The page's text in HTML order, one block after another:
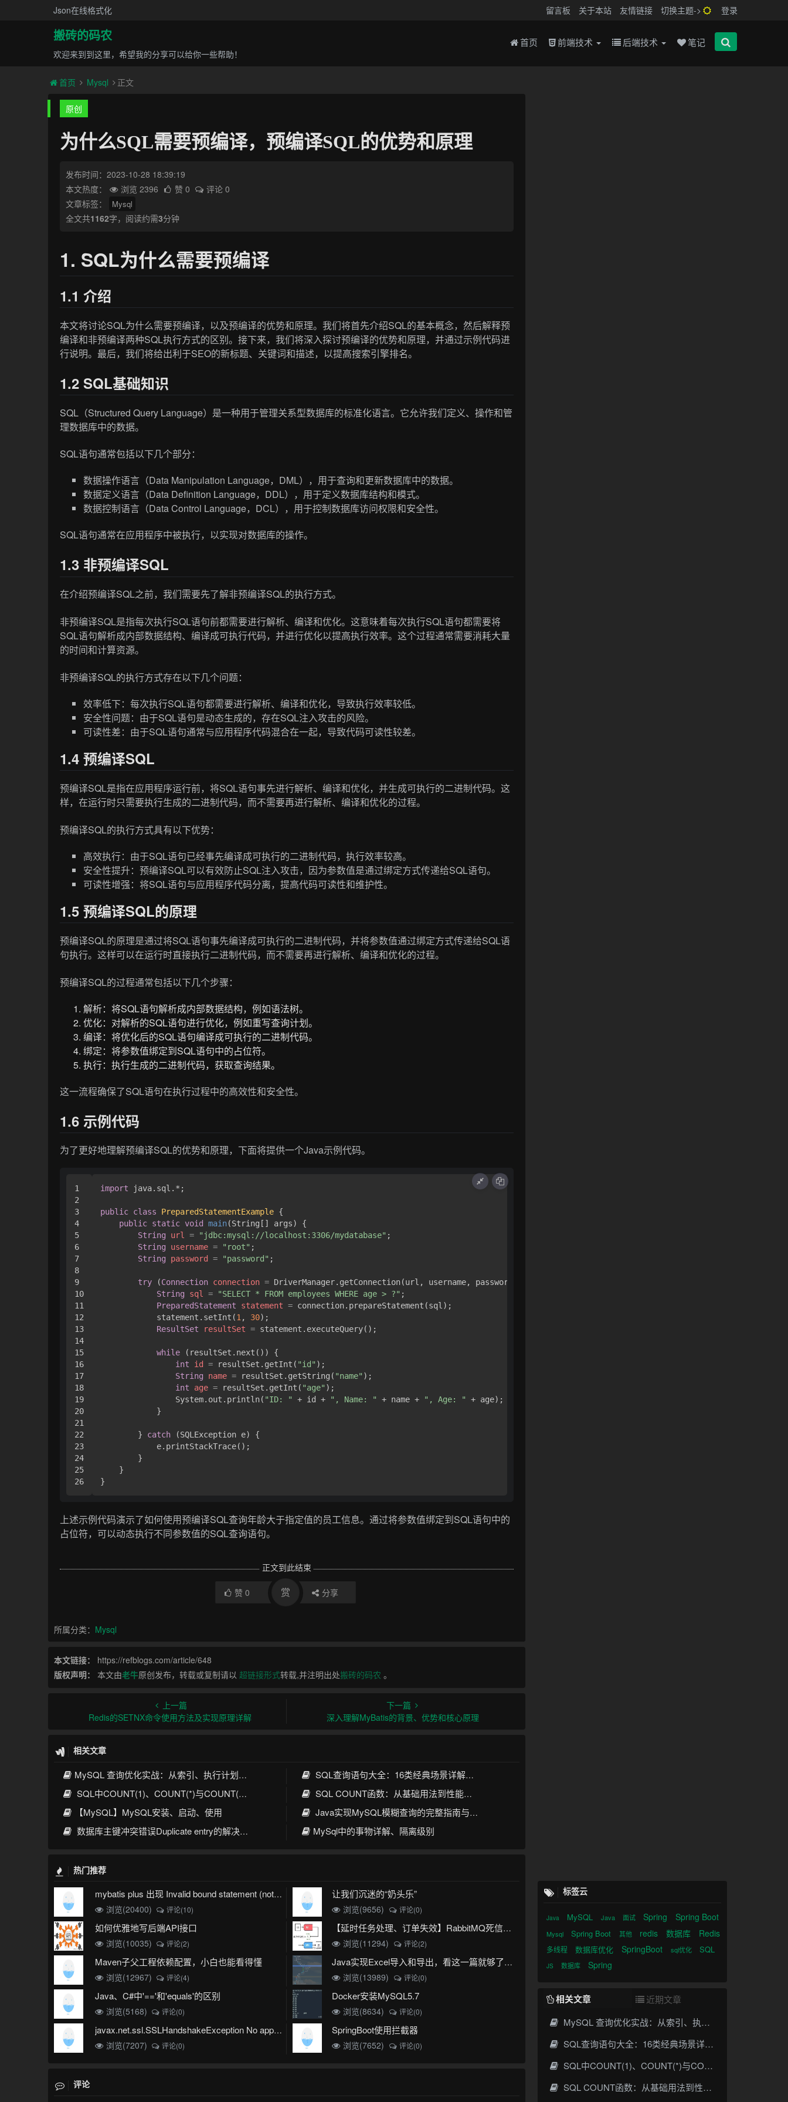
Json在线格式化 留言板 关于本站 友情链接 切换主题-> 登录
搬砖的码农
欢迎来到到这里，希望我的分享可以给你一些帮助！
首页 前端技术 后端技术 笔记
首页 Mysql 正文
原创
为什么SQL需要预编译，预编译SQL的优势和原理
发布时间：2023-10-28 18:39:19
本文热度：
浏览 2396 赞 0
评论 0
文章标签：
Mysql
全文共1162字，阅读约需3分钟
1. SQL为什么需要预编译
1.1 介绍
本文将讨论SQL为什么需要预编译，以及预编译的优势和原理。我们将首先介绍SQL的基本概念，然后解释预
编译和非预编译两种SQL执行方式的区别。接下来，我们将深入探讨预编译的优势和原理，并通过示例代码进
行说明。最后，我们将给出利于SEO的新标题、关键词和描述，以提高搜索引擎排名。
1.2 SQL基础知识
SQL（Structured Query Language）是一种用于管理关系型数据库的标准化语言。它允许我们定义、操作和管
理数据库中的数据。
SQL语句通常包括以下几个部分：
数据操作语言（Data Manipulation Language，DML），用于查询和更新数据库中的数据。
数据定义语言（Data Definition Language，DDL），用于定义数据库结构和模式。
数据控制语言（Data Control Language，DCL），用于控制数据库访问权限和安全性。
SQL语句通常在应用程序中被执行，以实现对数据库的操作。
1.3 非预编译SQL
在介绍预编译SQL之前，我们需要先了解非预编译SQL的执行方式。
非预编译SQL是指每次执行SQL语句前都需要进行解析、编译和优化。这意味着每次执行SQL语句都需要将
SQL语句解析成内部数据结构、编译成可执行代码，并进行优化以提高执行效率。这个过程通常需要消耗大量
的时间和计算资源。
非预编译SQL的执行方式存在以下几个问题：
效率低下：每次执行SQL语句都需要进行解析、编译和优化，导致执行效率较低。
安全性问题：由于SQL语句是动态生成的，存在SQL注入攻击的风险。
可读性差：由于SQL语句通常与应用程序代码混合在一起，导致代码可读性较差。
1.4 预编译SQL
预编译SQL是指在应用程序运行前，将SQL语句事先进行解析、编译和优化，并生成可执行的二进制代码。这
样，在运行时只需要执行生成的二进制代码，而不需要再进行解析、编译和优化的过程。
预编译SQL的执行方式具有以下优势：
高效执行：由于SQL语句已经事先编译成可执行的二进制代码，执行效率较高。
安全性提升：预编译SQL可以有效防止SQL注入攻击，因为参数值是通过绑定方式传递给SQL语句。
可读性增强：将SQL语句与应用程序代码分离，提高代码可读性和维护性。
1.5 预编译SQL的原理
预编译SQL的原理是通过将SQL语句事先编译成可执行的二进制代码，并将参数值通过绑定方式传递给SQL语
句执行。这样可以在运行时直接执行二进制代码，而不需要再进行解析、编译和优化的过程。
预编译SQL的过程通常包括以下几个步骤：
解析：将SQL语句解析成内部数据结构，例如语法树。
优化：对解析的SQL语句进行优化，例如重写查询计划。
编译：将优化后的SQL语句编译成可执行的二进制代码。
绑定：将参数值绑定到SQL语句中的占位符。
执行：执行生成的二进制代码，获取查询结果。
这一流程确保了SQL语句在执行过程中的高效性和安全性。
1.6 示例代码
为了更好地理解预编译SQL的优势和原理，下面将提供一个Java示例代码。
1
2
3
4
5
6
7
8
9
10
11
12
13
14
15
16
17
18
19
20
21
22
23
24
25
import java.sql.*;
public class PreparedStatementExample {
public static void main(String[] args)
{
String
url = "jdbc:mysql://localhost:3306/mydatabase" ;
String
username = "root" ;
String
password = "password" ;
try (Connection connection = DriverManager.getConnection(url, username, password)) {
String
sql = "SELECT * FROM employees WHERE age > ?" ;
PreparedStatement
statement = connection.prepareStatement(sql);
            statement.setInt(
1, 30);
ResultSet
resultSet = statement.executeQuery();
while (resultSet.next()) {
int
id = resultSet.getInt( "id" );
String
name = resultSet.getString( "name" );
int
age = resultSet.getInt( "age" );
                System.out.println(
"ID: " + id + ", Name: " + name + ", Age: "
+ age);
            }
        }
catch (SQLException e) {
            e.printStackTrace();
        }
    }
上述示例代码演示了如何使用预编译SQL查询年龄大于指定值的员工信息。通过将参数值绑定到SQL语句中的
占位符，可以动态执行不同参数值的SQL查询语句。
正文到此结束
赞0 赏 分享
所属分类： Mysql
本文链接：
https://refblogs.com/article/648
版权声明：
本文由老牛原创发布，转载或复制请以超链接形式转载,并注明出处搬砖的码农 。
上一篇
Redis的SETNX命令使用方法及实现原理详解
下一篇
深入理解MyBatis的背景、优势和核心原理
相关文章
MySQL 查询优化实战：从索引、执行计划到SQL调优全攻略
SQL查询语句大全：16类经典场景详解与性能优化指南
SQL中COUNT(1)、COUNT(*)与COUNT(列名)的核心区别与优化实践
SQL COUNT函数：从基础用法到性能优化全攻略
【MySQL】MySQL安装、启动、使用
Java实现MySQL模糊查询的完整指南与最佳实践
数据库主键冲突错误Duplicate entry的解决方案
MySql中的事物详解、隔离级别
热门推荐
mybatis plus 出现 Invalid bound statement (not found)
浏览(20400)
评论(10)
让我们沉迷的“奶头乐”
浏览(9656) 评论(0)
如何优雅地写后端API接口
浏览(10035) 评论(2)
【延时任务处理、订单失效】RabbitMQ死信队列实现
浏览(11294)
评论(2)
Maven子父工程依赖配置，小白也能看得懂
浏览(12967) 评论(4)
Java实现Excel导入和导出，看这一篇就够了(珍藏版)
浏览(13989)
评论(0)
Java、C#中'=='和'equals'的区别
浏览(5168) 评论(0)
Docker安装MySQL5.7
浏览(8634) 评论(0)
javax.net.ssl.SSLHandshakeException No appropriate protocol (protocol is disabled or cipher suites are inappropriate)错误
浏览(7207)
评论(0)
SpringBoot使用拦截器
浏览(7652) 评论(0)
评论
标签云
Java MySQL Java 面试 Spring Spring Boot
Mysql Spring Boot 其他 redis 数据库 Redis
多线程 数据库优化 SpringBoot sql优化 SQL
JS 数据库 Spring
相关文章
近期文章
MySQL 查询优化实战：从索引、执行计划到SQL调优全攻略
SQL查询语句大全：16类经典场景详解与性能优化指南
SQL中COUNT(1)、COUNT(*)与COUNT(列名)的核心区别与优化实践
SQL COUNT函数：从基础用法到性能优化全攻略